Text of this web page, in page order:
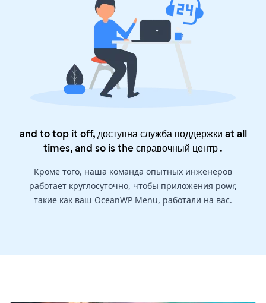
and to top it off, доступна служба поддержки at all
times, and so is theсправочный центр.
Кроме того, наша команда опытных инженеров
работает круглосуточно, чтобы приложения powr,
такие как ваш OceanWP Menu, работали на вас.